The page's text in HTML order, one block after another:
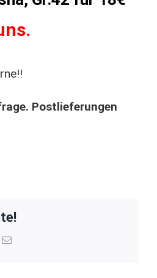
Postlieferungen
E-